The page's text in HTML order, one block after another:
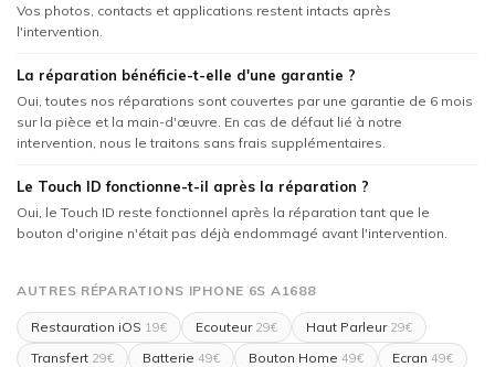
Vos photos, contacts et applications restent intacts après
l'intervention.
La réparation bénéficie-t-elle d'une garantie ?
Oui, toutes nos réparations sont couvertes par une garantie de 6 mois
sur la pièce et la main-d'œuvre. En cas de défaut lié à notre
intervention, nous le traitons sans frais supplémentaires.
Le Touch ID fonctionne-t-il après la réparation ?
Oui, le Touch ID reste fonctionnel après la réparation tant que le
bouton d'origine n'était pas déjà endommagé avant l'intervention.
AUTRES RÉPARATIONS IPHONE 6S A1688
Restauration iOS 19€ Ecouteur29€ Haut Parleur29€
Transfert 29€ Batterie 49€ Bouton Home 49€ Ecran 49€